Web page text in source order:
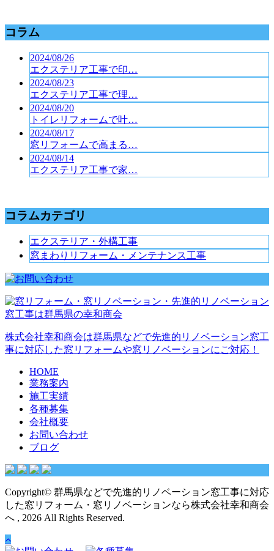
コラム
2024/08/26
エクステリア工事で印…
2024/08/23
エクステリア工事で理…
2024/08/20
トイレリフォームで叶…
2024/08/17
窓リフォームで高まる…
2024/08/14
エクステリア工事で家…
コラムカテゴリ
エクステリア・外構工事
窓まわりリフォーム・メンテナンス工事
株式会社幸和商会は群馬県などで先進的リノベーション窓工
事に対応した窓リフォームや窓リノベーションにご対応！
HOME
業務案内
施工実績
各種募集
会社概要
お問い合わせ
ブログ
Copyright© 群馬県などで先進的リノベーション窓工事に対応
した窓リフォーム・窓リノベーションなら株式会社幸和商会
へ , 2026 All Rights Reserved.